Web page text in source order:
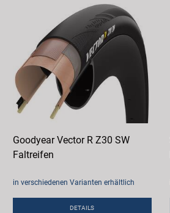
Goodyear Vector R Z30 SW
Faltreifen
in verschiedenen Varianten erhältlich
DETAILS